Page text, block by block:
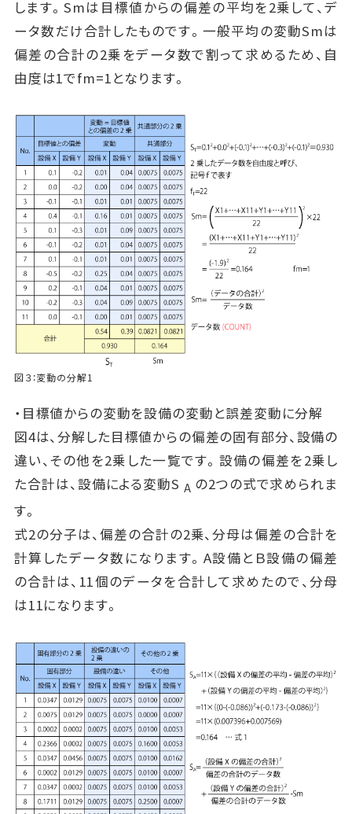
します。Smは目標値からの偏差の平均を2乗して、デ
ータ数だけ合計したものです。一般平均の変動Smは
偏差の合計の2乗をデータ数で割って求めるため、自
由度は1でfm=1となります。
図３：変動の分解1
・目標値からの変動を設備の変動と誤差変動に分解
図4は、分解した目標値からの偏差の固有部分、設備の
違い、その他を2乗した一覧です。設備の偏差を2乗し
た合計は、設備による変動S A の2つの式で求められま
す。
式2の分子は、偏差の合計の2乗、分母は偏差の合計を
計算したデータ数になります。A設備とＢ設備の偏差
の合計は、11個のデータを合計して求めたので、分母
は11になります。